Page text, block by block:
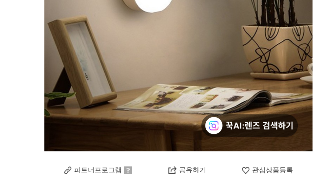
파트너프로그램 공유하기 관심상품등록